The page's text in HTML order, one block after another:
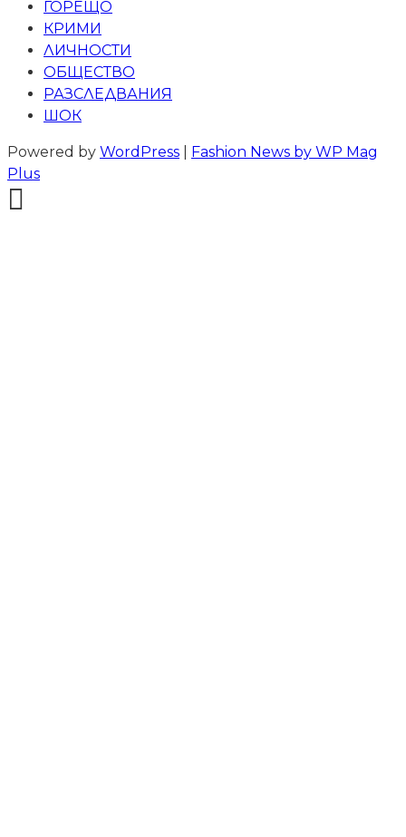
ГОРЕЩО
КРИМИ
ЛИЧНОСТИ
ОБЩЕСТВО
РАЗСЛЕДВАНИЯ
ШОК
Powered by WordPress
Fashion News by WP Mag
Plus